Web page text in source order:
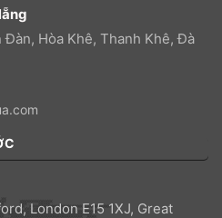
Hòa Khê, Thanh Khê, Đà
London E15 1XJ, Great